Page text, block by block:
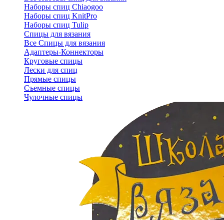
Наборы спиц Chiaogoo
Наборы спиц KnitPro
Наборы спиц Tulip
Спицы для вязания
Все Спицы для вязания
Адаптеры-Коннекторы
Круговые спицы
Лески для спиц
Прямые спицы
Съемные спицы
Чулочные спицы